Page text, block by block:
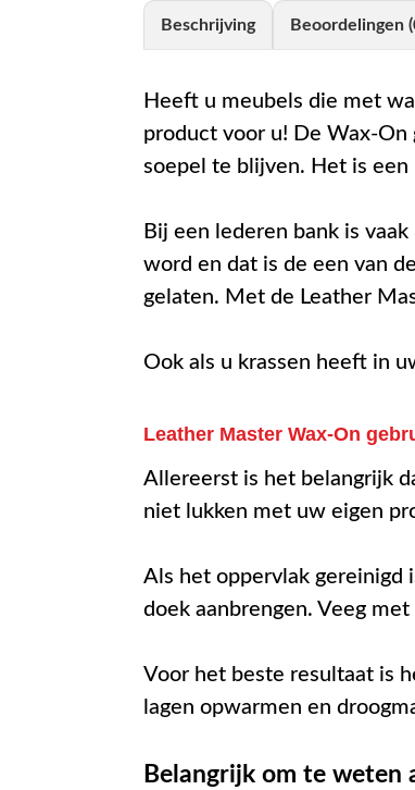
Beschrijving Beoordelingen
Heeft u meubels die met
product voor u! De Wax-
soepel te blijven. Het is
Bij een lederen bank is
word en dat is de een van
gelaten. Met de Leather
Ook als u krassen heeft in
Leather Master Wax-On
Allereerst is het belangrijk
niet lukken met uw eigen
Als het oppervlak gereinigd
doek aanbrengen. Veeg
Voor het beste resultaat is
lagen opwarmen en
Belangrijk om te weten